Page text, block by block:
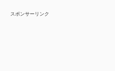
スポンサーリンク